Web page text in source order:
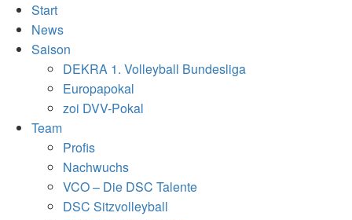
Start
News
Saison
DEKRA 1. Volleyball Bundesliga
Europapokal
zoi DVV-Pokal
Team
Profis
Nachwuchs
VCO – Die DSC Talente
DSC Sitzvolleyball